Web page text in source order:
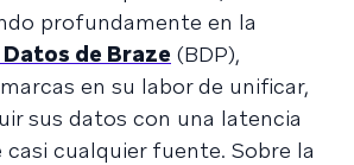
profundamente en la
de Braze (BDP),
en su labor de unificar,
sus datos con una latencia
casi cualquier fuente. Sobre la